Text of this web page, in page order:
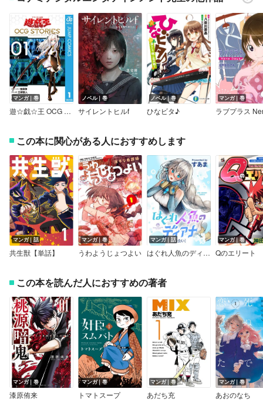
マンガ｜巻
遊☆戯☆王 OCG STORIES
ノベル｜巻
サイレントヒルf
ノベル｜巻
ひなビタ♪
マンガ｜巻
この本に関心がある人におすすめします
マンガ｜話
共生獣【単話】
マンガ｜巻
うわようじょつよい
マンガ｜話
はぐれ人魚のディアナ【単話】
マンガ｜巻
Qのエリート
この本を読んだ人におすすめの著者
マンガ｜巻
漆原侑来
マンガ｜巻
トマトスープ
マンガ｜巻
あだち充
マンガ｜巻
あおのなち